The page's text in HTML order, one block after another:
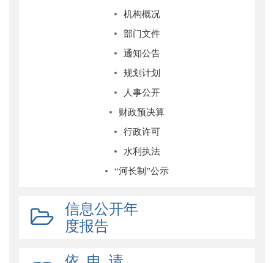
机构概况
部门文件
通知公告
规划计划
人事公开
财政预决算
行政许可
水利执法
“河长制”公示
信息公开年
度报告